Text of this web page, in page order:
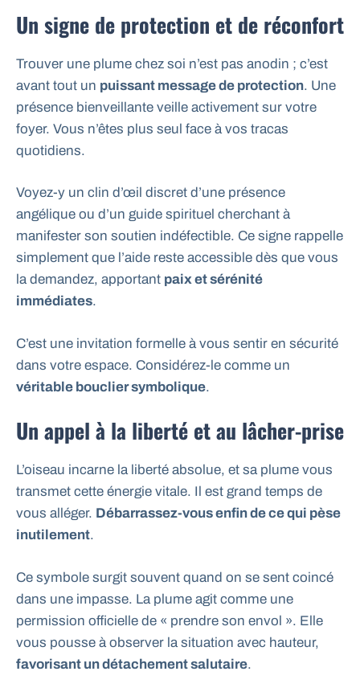
Un signe de protection et de réconfort
Trouver une plume chez soi n’est pas anodin ; c’est
avant tout un puissant message de protection. Une
présence bienveillante veille activement sur votre
foyer. Vous n’êtes plus seul face à vos tracas
quotidiens.
Voyez-y un clin d’œil discret d’une présence
angélique ou d’un guide spirituel cherchant à
manifester son soutien indéfectible. Ce signe rappelle
simplement que l’aide reste accessible dès que vous
la demandez, apportant paix et sérénité
immédiates.
C’est une invitation formelle à vous sentir en sécurité
dans votre espace. Considérez-le comme un
véritable bouclier symbolique.
Un appel à la liberté et au lâcher-prise
L’oiseau incarne la liberté absolue, et sa plume vous
transmet cette énergie vitale. Il est grand temps de
vous alléger. Débarrassez-vous enfin de ce qui pèse
inutilement.
Ce symbole surgit souvent quand on se sent coincé
dans une impasse. La plume agit comme une
permission officielle de « prendre son envol ». Elle
vous pousse à observer la situation avec hauteur,
favorisant un détachement salutaire.